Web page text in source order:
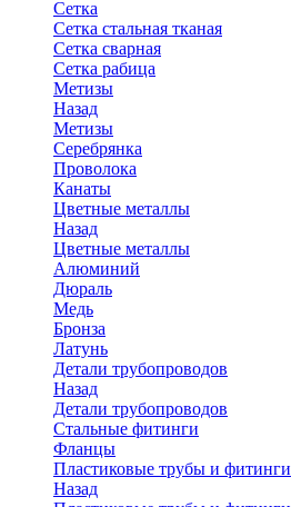
Сетка
Сетка стальная тканая
Сетка сварная
Сетка рабица
Метизы
Назад
Метизы
Серебрянка
Проволока
Канаты
Цветные металлы
Назад
Цветные металлы
Алюминий
Дюраль
Медь
Бронза
Латунь
Детали трубопроводов
Назад
Детали трубопроводов
Стальные фитинги
Фланцы
Пластиковые трубы и фитинги
Назад